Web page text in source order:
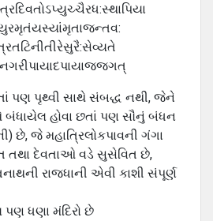
પણ પૃથ્વી સાથે સંબદ્ધ નથી, જેને
હોવા છતાં પણ સૌનું બંધન
છે, જે મહાત્રિલોકપાવની ગંગા
તથા દેવતાઓ વડે સુસેવિત છે,
રાજધાની એવી કાશી સંપૂર્ણ
પણ ધણા મંદિરો છે